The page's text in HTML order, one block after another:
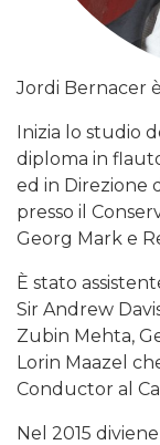
Jordi Bernacer
Inizia lo studio
diploma in
ed in Direzione
presso il
Georg Mark e
È stato
Sir Andrew
Zubin Mehta,
Lorin Maazel
Conductor al
Nel 2015